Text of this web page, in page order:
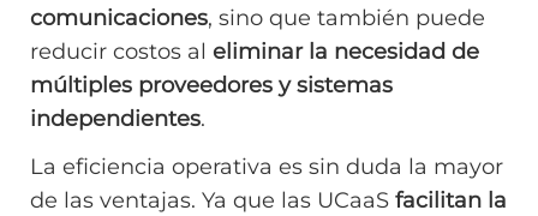
comunicaciones, sino que también puede
reducir costos al eliminar la necesidad de
múltiples proveedores y sistemas
independientes.
La eficiencia operativa es sin duda la mayor
de las ventajas. Ya que las UCaaS facilitan la